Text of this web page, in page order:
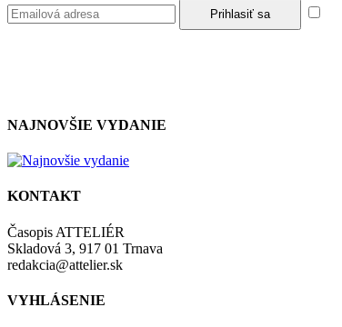
NAJNOVŠIE VYDANIE
KONTAKT
Časopis ATTELIÉR
Skladová 3, 917 01 Trnava
redakcia@attelier.sk
VYHLÁSENIE